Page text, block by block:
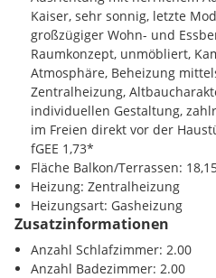
Kaiser, sehr sonnig, letzte
großzügiger Wohn- und
Raumkonzept, unmöbliert,
Atmosphäre, Beheizung
Zentralheizung,
individuellen Gestaltung,
im Freien direkt vor der
fGEE 1,73*
Fläche Balkon/Terrassen:
Heizung: Zentralheizung
Heizungsart: Gasheizung
Zusatzinformationen
Anzahl Schlafzimmer: 2.00
Anzahl Badezimmer: 2.00